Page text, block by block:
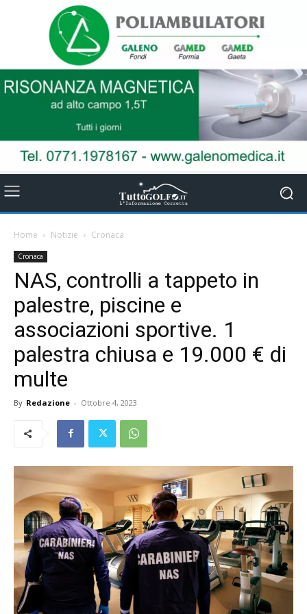
Home Notizie Cronaca
Cronaca
NAS, controlli a tappeto in
palestre, piscine e
associazioni sportive. 1
palestra chiusa e 19.000 € di
multe
By Redazione - Ottobre 4, 2023